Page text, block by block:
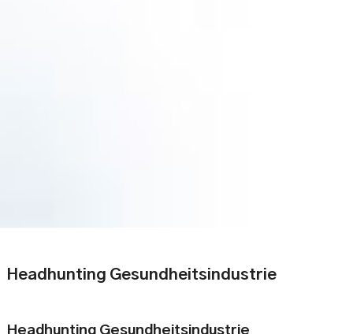
Headhunting Gesundheitsindustrie
Headhunting Gesundheitsindustrie